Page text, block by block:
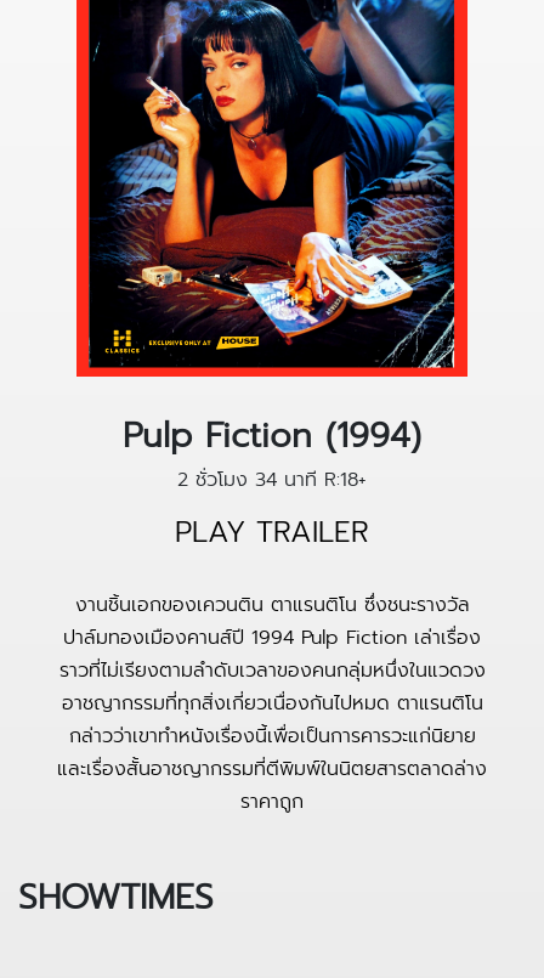
Pulp Fiction (1994)
2 ชั่วโมง 34 นาที R:18+
PLAY TRAILER
งานชิ้นเอกของเควนติน ตาแรนติโน ซึ่งชนะรางวัล
ปาล์มทองเมืองคานส์ปี 1994 Pulp Fiction เล่าเรื่อง
ราวที่ไม่เรียงตามลำดับเวลาของคนกลุ่มหนึ่งในแวดวง
อาชญากรรมที่ทุกสิ่งเกี่ยวเนื่องกันไปหมด ตาแรนติโน
กล่าวว่าเขาทำหนังเรื่องนี้เพื่อเป็นการคารวะแก่นิยาย
และเรื่องสั้นอาชญากรรมที่ตีพิมพ์ในนิตยสารตลาดล่าง
ราคาถูก
SHOWTIMES